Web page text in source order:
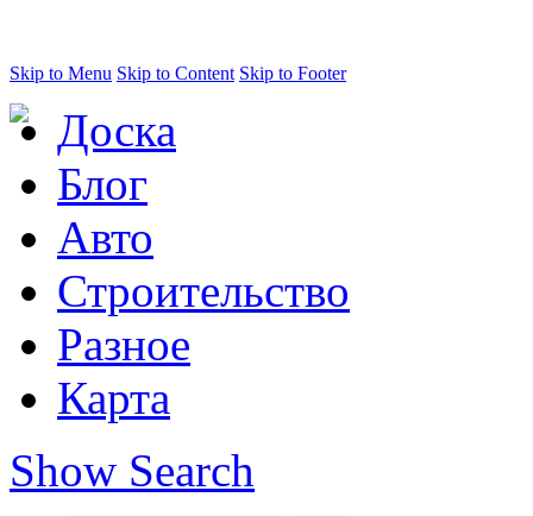
Skip to Menu Skip to Content Skip to Footer
Доска
Блог
Авто
Строительство
Разное
Карта
Show Search